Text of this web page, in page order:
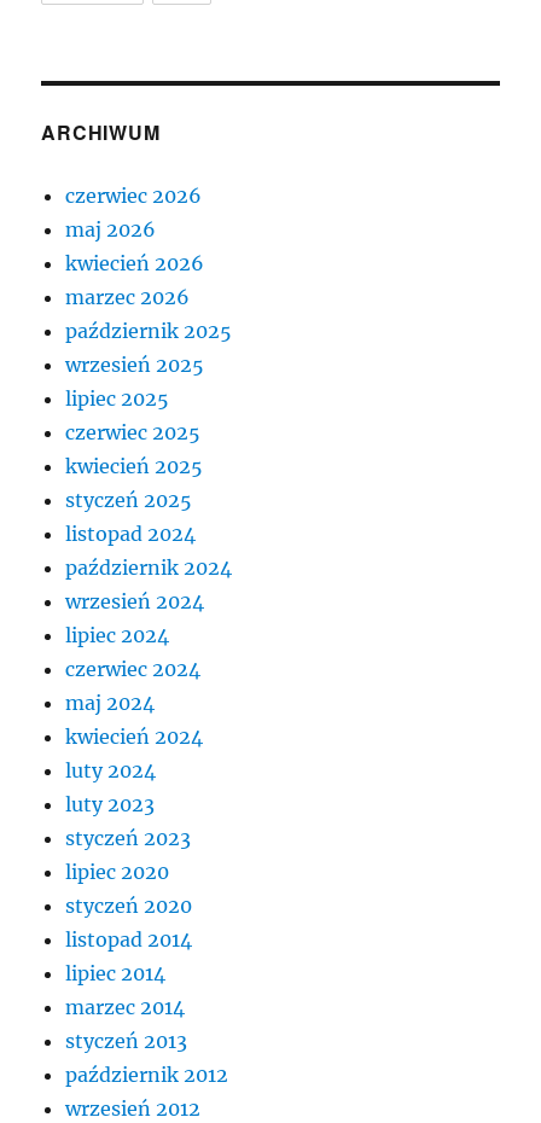
ARCHIWUM
czerwiec 2026
maj 2026
kwiecień 2026
marzec 2026
październik 2025
wrzesień 2025
lipiec 2025
czerwiec 2025
kwiecień 2025
styczeń 2025
listopad 2024
październik 2024
wrzesień 2024
lipiec 2024
czerwiec 2024
maj 2024
kwiecień 2024
luty 2024
luty 2023
styczeń 2023
lipiec 2020
styczeń 2020
listopad 2014
lipiec 2014
marzec 2014
styczeń 2013
październik 2012
wrzesień 2012